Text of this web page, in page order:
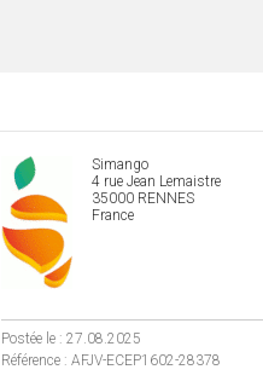
Simango
4 rue Jean Lemaistre
35000 RENNES
France
Postée le : 27.08.2025
Référence : AFJV-ECEP1602-28378